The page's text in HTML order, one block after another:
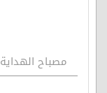
مصباح الهداية 271 -